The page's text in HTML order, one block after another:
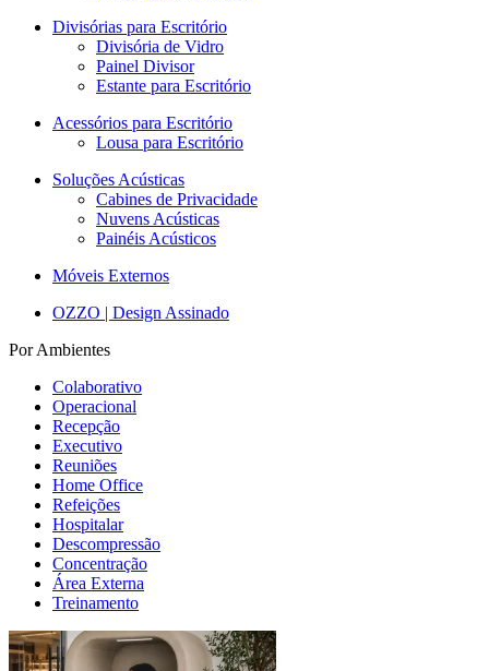
Divisórias para Escritório
Divisória de Vidro
Painel Divisor
Estante para Escritório
Acessórios para Escritório
Lousa para Escritório
Soluções Acústicas
Cabines de Privacidade
Nuvens Acústicas
Painéis Acústicos
Móveis Externos
OZZO | Design Assinado
Por Ambientes
Colaborativo
Operacional
Recepção
Executivo
Reuniões
Home Office
Refeições
Hospitalar
Descompressão
Concentração
Área Externa
Treinamento